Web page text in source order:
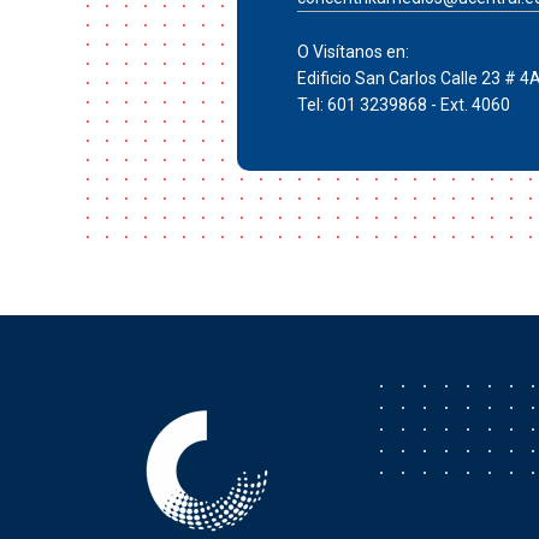
O Visítanos en:
Edificio San Carlos Calle 23 #
Tel: 601 3239868 - Ext. 4060